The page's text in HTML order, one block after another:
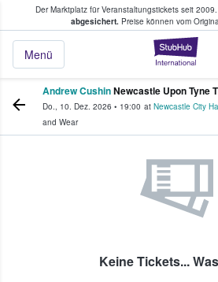
Der Marktplatz für Veranstaltungstickets seit 2009.
abgesichert.Preise können vom
Menü
Tickets kaufen &
Andrew CushinNewcastle Upon Tyne
Do., 10. Dez. 2026 • 19:00 at Newcastle City
and Wear
Keine Tickets...